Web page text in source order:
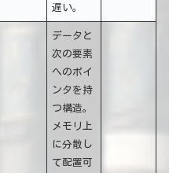
遅い。
データと
次の要素
へのポイ
ンタを持
つ構造。
メモリ上
に分散し
て配置可